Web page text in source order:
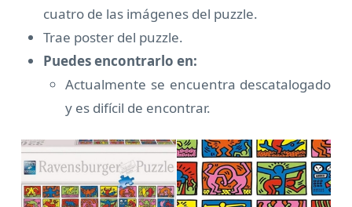
cuatro de las imágenes del puzzle.
Trae poster del puzzle.
Puedes encontrarlo en:
Actualmente se encuentra descatalogado
y es difícil de encontrar.